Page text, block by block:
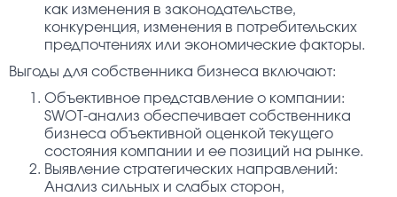
как изменения в законодательстве,
конкуренция, изменения в потребительских
предпочтениях или экономические факторы.
Выгоды для собственника бизнеса включают:
Объективное представление о компании:
SWOT-анализ обеспечивает собственника
бизнеса объективной оценкой текущего
состояния компании и ее позиций на рынке.
Выявление стратегических направлений:
Анализ сильных и слабых сторон,